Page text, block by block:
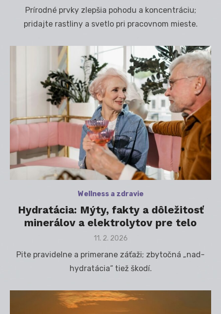
Prírodné prvky zlepšia pohodu a koncentráciu;
pridajte rastliny a svetlo pri pracovnom mieste.
Wellness a zdravie
Hydratácia: Mýty, fakty a dôležitosť
minerálov a elektrolytov pre telo
Posted
11. 2. 2026
Pite pravidelne a primerane záťaži; zbytočná „nad-
hydratácia“ tiež škodí.